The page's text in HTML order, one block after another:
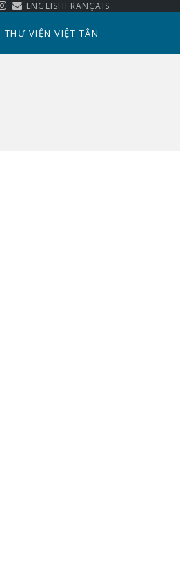
ENGLISHFRANÇAIS
THƯ VIỆN VIỆT TÂN